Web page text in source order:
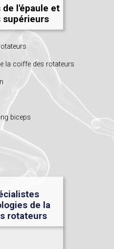
l'épaule et
supérieurs
la coiffe des rotateurs
biceps
de la
rotateurs